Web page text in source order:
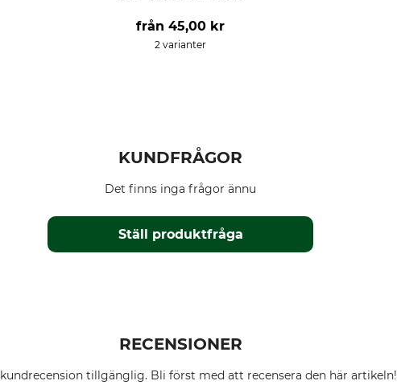
från 45,00 kr
2 varianter
KUNDFRÅGOR
Ställ produktfråga
Det finns inga frågor ännu
RECENSIONER
tillgänglig. Bli först med att recensera den här artikeln!